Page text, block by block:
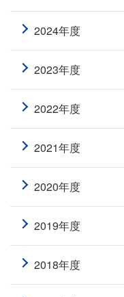
2024年度
2023年度
2022年度
2021年度
2020年度
2019年度
2018年度